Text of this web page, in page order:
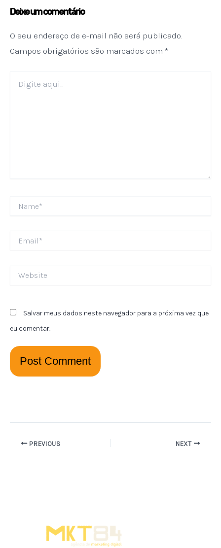
Deixe um comentário
O seu endereço de e-mail não será publicado.
Campos obrigatórios são marcados com *
aqui...
Salvar meus dados neste navegador para a próxima vez que
eu comentar.
PREVIOUS NEXT